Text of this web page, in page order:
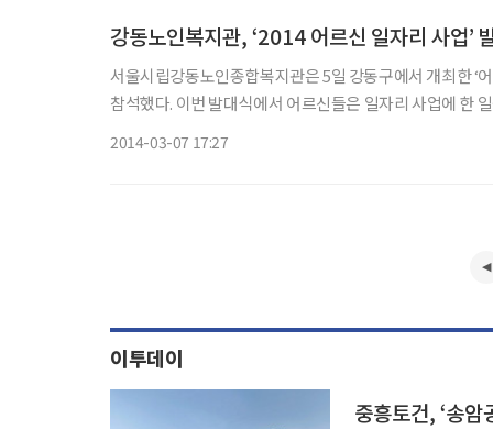
강동노인복지관, ‘2014 어르신 일자리 사업’
서울시립강동노인종합복지관은 5일 강동구에서 개최한 ‘
참석했다. 이번 발대식에서 어르신들은 일자리 사업에 한
2014-03-07 17:27
이투데이
중흥토건, ‘송